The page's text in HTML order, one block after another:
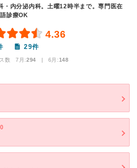
・内分泌内科。土曜12時半まで。専門医在
診療OK
4.36
29件
数 7月:294 | 6月:148